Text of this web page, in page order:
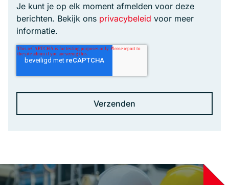
Je kunt je op elk moment afmelden voor deze
berichten. Bekijk ons privacybeleid voor meer
informatie.